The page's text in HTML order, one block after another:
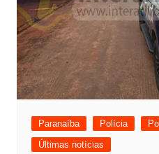
Paranaíba Polícia
Últimas notícias